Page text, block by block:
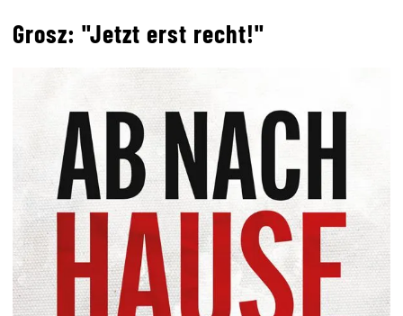
Grosz: "Jetzt erst recht!"